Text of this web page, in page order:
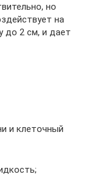
но
на
до 2 см, и дает
и клеточный